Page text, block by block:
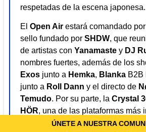
ÚNETE A NUESTRA
respetadas de la escena japonesa.
El Open Air estará comandado por
sello fundado por SHDW, que
de artistas con Yanamaste y DJ
nombres fuertes, además de los
Exos junto a Hemka, Blanka B2B
junto a Roll Dann y el directo de
Temudo. Por su parte, la Crystal
HÖR, una de las plataformas más
escena desde la pandemia, que